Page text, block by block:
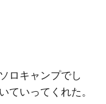
ロキャンプでし
ていってくれた。